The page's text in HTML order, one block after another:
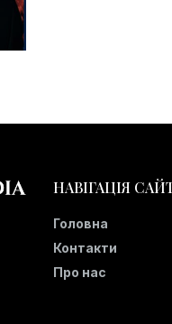
НАВІГАЦІЯ
Головна
Контакти
Про нас